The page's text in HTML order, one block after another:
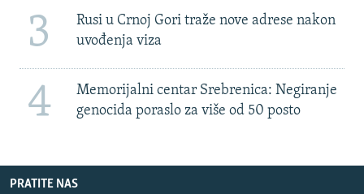
3
Rusi u Crnoj Gori traže nove adrese nakon
uvođenja viza
4
Memorijalni centar Srebrenica: Negiranje
genocida poraslo za više od 50 posto
PRATITE NAS